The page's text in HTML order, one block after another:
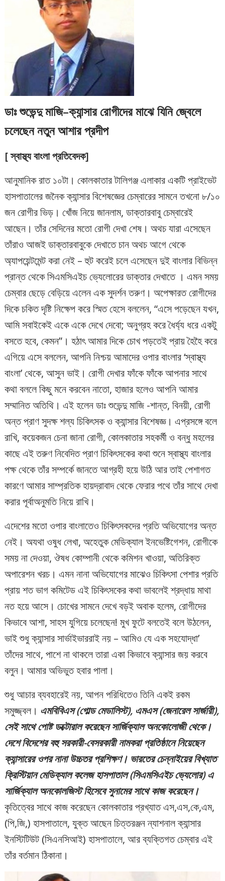
ডাঃ শুভেন্দু মাজি–ক্যান্সার রোগীদের মাঝে যিনি জ্বেলে
চলেছেন নতুন আশার প্রদীপ
[ স্বাস্থ্য বাংলা প্রতিবেদক]
আনুমানিক রাত ১০টা। কোলকাতার টালিগঞ্জ এলাকার একটি প্রাইভেট
হাসপাতালের জনৈক ক্যান্সার বিশেষজ্ঞের চেম্বারের সামনে তখনো ৮/১০
জন রোগীর ভিড়। খোঁজ নিয়ে জানলাম, ডাক্তারবাবু চেম্বারেই
আছেন। তাঁর সেদিনের মতো রোগী দেখা শেষ। অথচ যারা এসেছেন
তাঁরাও আজই ডাক্তারবাবুকে দেখাতে চান অথচ আগে থেকে
অ্যাপয়েন্টমেন্ট করা নেই – হুট করেই চলে এসেছেন দুই বাংলার বিভিন্ন
প্রান্ত থেকে সিএমসিএইচ ভ্যেলোরের ডাক্তার দেখাতে । এমন সময়
চেম্বার ছেড়ে বেড়িয়ে এলেন এক সুদর্শন তরুণ। অপেক্ষারত রোগীদের
দিকে চকিত দৃষ্টি নিক্ষেপ করে স্মিত হেসে বললেন, “এসে পড়েছেন যখন,
আমি সবাইকেই একে একে দেখে দেবো; অনুগ্রহ করে ধৈর্য্য ধরে একটু
বসতে হবে, কেমন”। হঠাৎ আমার দিকে চোখ পড়তেই প্রায় হৈহৈ করে
এগিয়ে এসে বললেন, আপনি নিশ্চয় আমাদের ওপার বাংলার ‘স্বাস্থ্য
বাংলা’ থেকে, আসুন ভাই। রোগী দেখার ফাঁকে ফাঁকে আপনার সাথে
কথা বললে কিছু মনে করবেন নাতো, হাজার হলেও আপনি আমার
সম্মানিত অতিথি। এই হলেন ডাঃ শুভেন্দু মাজি -শান্ত, বিনয়ী, রোগী
অন্ত প্রাণ সুদক্ষ শল্য চিকিৎসক ও ক্যান্সার বিশেষজ্ঞ। এপ্রসঙ্গে বলে
রাখি, কয়েকজন চেনা জানা রোগী, কোলকাতার সহকর্মী ও বন্ধু মহলের
কাছে এই তরুণ নিবেদিত প্রাণ চিকিৎসকের কথা শুনে স্বাস্থ্য বাংলার
পক্ষ থেকে তাঁর সম্পর্কে জানতে আগ্রহী হয়ে উঠি আর তাই পেশাগত
কারণে আমার সাম্প্রতিক হায়দ্রাবাদ থেকে ফেরার পথে তাঁর সাথে দেখা
করার পূর্বাঅনুমতি নিয়ে রাখি।
এদেশের মতো ওপার বাংলাতেও চিকিৎসকদের প্রতি অভিযোগের অন্ত
নেই। অযথা ওষুধ লেখা, অহেতুক মেডিক্যাল ইনভেষ্টিগেশন, রোগীকে
সময় না দেওয়া, ঔষধ কোম্পানী থেকে কমিশন খাওয়া, অতিরিক্ত
অপারেশন খরচ। এমন নানা অভিযোগের মাঝেও চিকিৎসা পেশার প্রতি
প্রায় শত ভাগ কমিটেড এই চিকিৎসকের কথা ভাবলেই শ্রদ্ধায় মাথা
নত হয়ে আসে। চোখের সামনে দেখে বড়ই অবাক হলেম, রোগীদের
কিভাবে আশা, সাহস যুগিয়ে চলেছেন! মুখ ফুটে বলতেই বলে উঠলেন,
ভাই শুধু ক্যান্সার সার্ভাইভাররাই নয় – আমিও যে এক সহযোদ্ধা’
তাঁদের সাথে, পাশে না থাকলে তারা একা কিভাবে ক্যান্সার জয় করবে
বলুন। আমার অভিভুত হবার পালা।
শুধু আচার ব্যবহারেই নয়, আপন পরিধিতেও তিনি একই রকম
সমুজ্জ্বল। এমবিবিএস (গোল্ড মেডালিস্ট), এমএস (জেনারেল সার্জারী),
সেই সাথে পোষ্ট ডক্টোরাল করেছেন সার্জিক্যাল অনকোলোজী থেকে।
দেশে বিদেশের বহু সরকারী-বেসরকারী নামকরা প্রতিষ্ঠানে নিয়েছেন
ক্যান্সারের ওপর নানা উচ্চতর প্রশিক্ষণ। ভারতের চেন্নাইয়ের বিখ্যাত
ক্রিস্টিয়ান মেডিক্যাল কলেজ হাসপাতাল (সিএমসিএইচ ভ্যেলোর) এ
সার্জিক্যাল অনকোলজিস্ট হিসেবে সুনামের সাথে কাজ করেছেন।
কৃতিত্বের সাথে কাজ করেছেন কোলকাতার প্রখ্যাত এস,এস,কে,এম,
(পি,জি,) হাসপাতালে, যুক্ত আছেন চিত্তরঞ্জন ন্যাশনাল ক্যান্সার
ইনস্টিটিউট (সিএনসিআই) হাসপাতালে, আর ব্যক্তিগত চেম্বার এই
তাঁর বর্তমান ঠিকানা।